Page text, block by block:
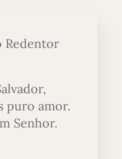
Redentor
puro amor.
Senhor.